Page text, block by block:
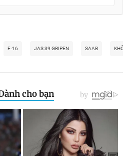
F-16 JAS 39 GRIPEN SAAB KHÔNG